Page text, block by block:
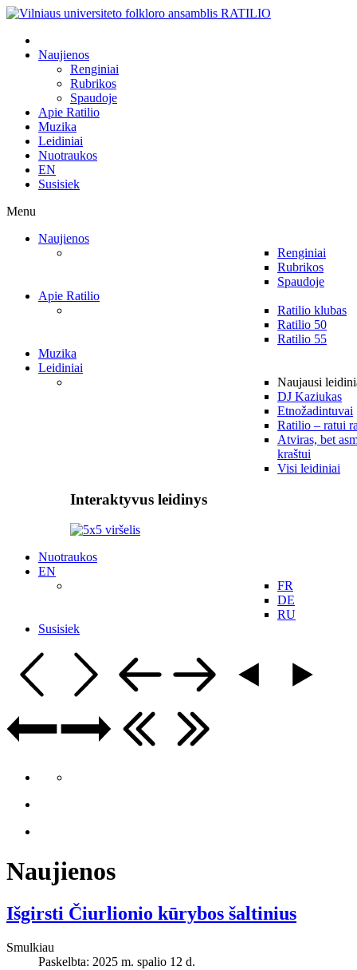
Naujienos
Renginiai
Rubrikos
Spaudoje
Apie Ratilio
Muzika
Leidiniai
Nuotraukos
EN
Susisiek
Menu
Naujienos
Renginiai
Rubrikos
Spaudoje
Apie Ratilio
Ratilio klubas
Ratilio 50
Ratilio 55
Muzika
Leidiniai
Naujausi
DJ Kaziukas
Etnožadintuvai
Ratilio – ratui
Atviras, bet
kraštui
Visi leidiniai
Interaktyvus leidinys
Nuotraukos
EN
FR
DE
RU
Susisiek
Naujienos
Išgirsti Čiurlionio kūrybos šaltinius
Smulkiau
Paskelbta: 2025 m. spalio 12 d.